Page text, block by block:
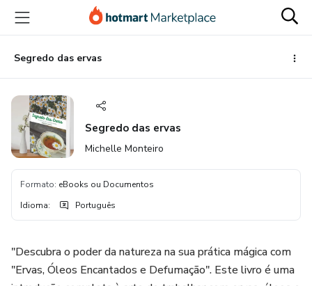
para
conteúdo
principal
para
pagamento
para
rodapé
Segredo das ervas
Segredo das ervas
Michelle Monteiro
Formato: eBooks ou Documentos
Idioma: Português
"Descubra o poder da natureza na sua prática mágica com
"Ervas, Óleos Encantados e Defumação". Este livro é uma